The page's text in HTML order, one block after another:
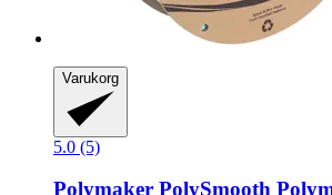
Varukorg
5.0 (5)
Polymaker PolySmooth